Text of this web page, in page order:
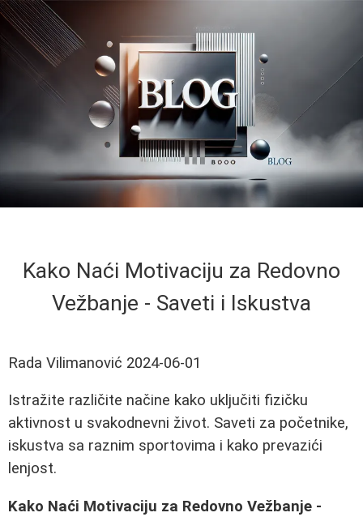
Kako Naći Motivaciju za Redovno
Vežbanje - Saveti i Iskustva
Rada Vilimanović 2024-06-01
Istražite različite načine kako uključiti fizičku
aktivnost u svakodnevni život. Saveti za početnike,
iskustva sa raznim sportovima i kako prevazići
lenjost.
Kako Naći Motivaciju za Redovno Vežbanje -